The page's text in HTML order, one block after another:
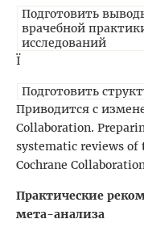
Подготовить
врачебной
исследований
Ї
Подготовить
Приводится с
Collaboration.
systematic reviews of
Cochrane
Практические
мета-анализа